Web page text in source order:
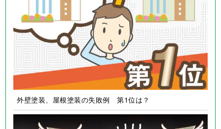
住宅リフォームの真実